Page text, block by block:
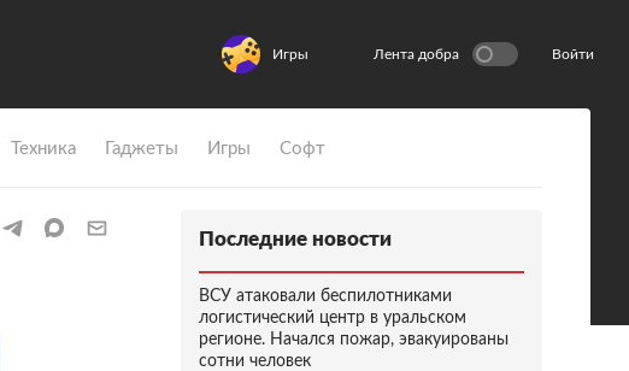
Игры Лента добра Войти
Техника Гаджеты Игры Софт
Последние новости
ВСУ атаковали беспилотниками
логистический центр в уральском
регионе. Начался пожар, эвакуированы
сотни человек